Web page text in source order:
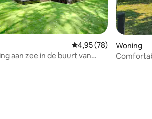
Gemiddelde
4,95 (78)
aan zee in de buurt van
Woning